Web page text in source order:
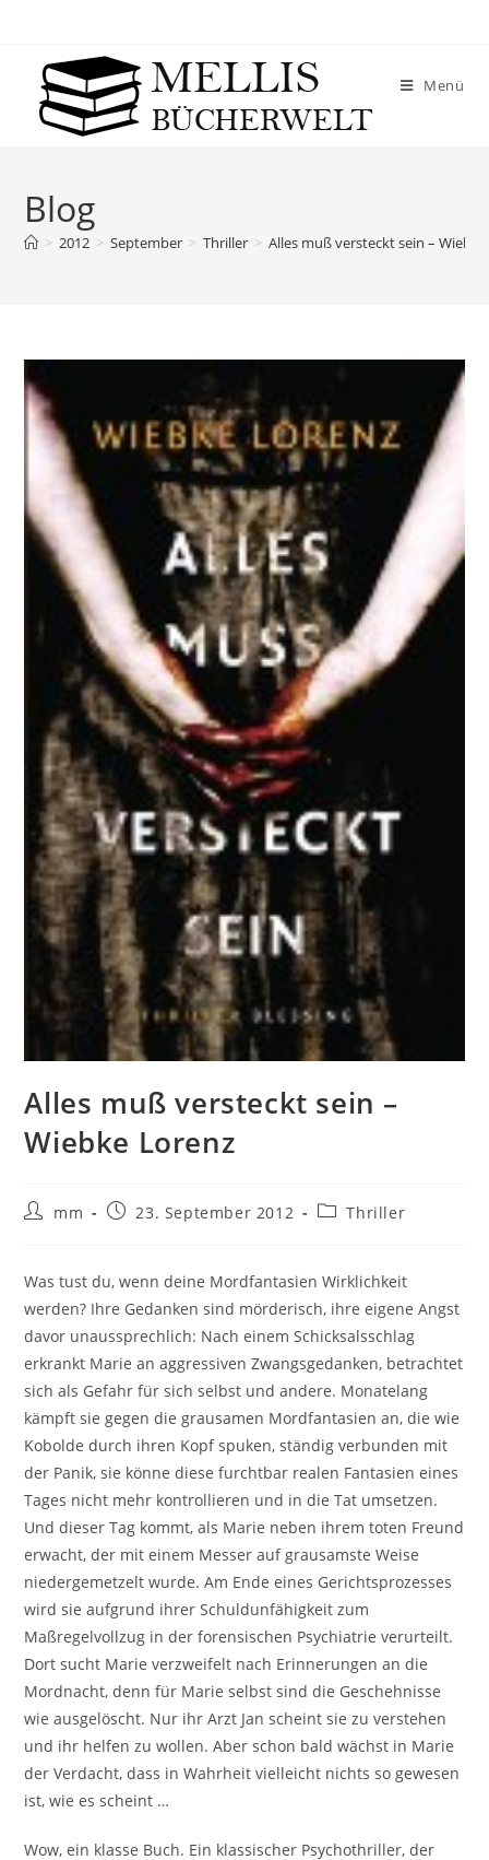
Menü
Blog
> 2012 > September > Thriller > Alles muß versteckt sein –
Alles muß versteckt sein –
Wiebke Lorenz
mm 23. September 2012 Thriller
Was tust du, wenn deine Mordfantasien Wirklichkeit
werden? Ihre Gedanken sind mörderisch, ihre eigene Angst
davor unaussprechlich: Nach einem Schicksalsschlag
erkrankt Marie an aggressiven Zwangsgedanken, betrachtet
sich als Gefahr für sich selbst und andere. Monatelang
kämpft sie gegen die grausamen Mordfantasien an, die wie
Kobolde durch ihren Kopf spuken, ständig verbunden mit
der Panik, sie könne diese furchtbar realen Fantasien eines
Tages nicht mehr kontrollieren und in die Tat umsetzen.
Und dieser Tag kommt, als Marie neben ihrem toten Freund
erwacht, der mit einem Messer auf grausamste Weise
niedergemetzelt wurde. Am Ende eines Gerichtsprozesses
wird sie aufgrund ihrer Schuldunfähigkeit zum
Maßregelvollzug in der forensischen Psychiatrie verurteilt.
Dort sucht Marie verzweifelt nach Erinnerungen an die
Mordnacht, denn für Marie selbst sind die Geschehnisse
wie ausgelöscht. Nur ihr Arzt Jan scheint sie zu verstehen
und ihr helfen zu wollen. Aber schon bald wächst in Marie
der Verdacht, dass in Wahrheit vielleicht nichts so gewesen
ist, wie es scheint …
Wow, ein klasse Buch. Ein klassischer Psychothriller, der